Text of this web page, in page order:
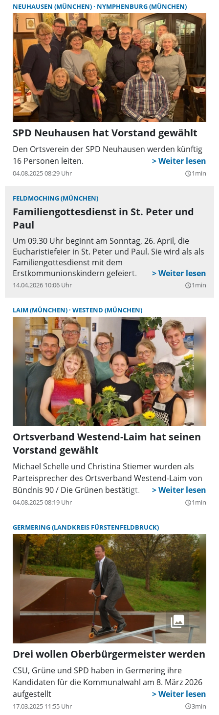
NEUHAUSEN (MÜNCHEN) NYMPHENBURG (MÜNCHEN)
SPD Neuhausen hat Vorstand gewählt
Den Ortsverein der SPD Neuhausen werden künftig
16 Personen leiten.
04.08.2025 08:29 Uhr query_builder1min
FELDMOCHING (MÜNCHEN)
Familiengottesdienst in St. Peter und
Paul
Um 09.30 Uhr beginnt am Sonntag, 26. April, die
Eucharistiefeier in St. Peter und Paul. Sie wird als als
Familiengottesdienst mit dem
Erstkommunionskindern gefeiert.
14.04.2026 10:06 Uhr query_builder1min
LAIM (MÜNCHEN) WESTEND (MÜNCHEN)
Ortsverband Westend-Laim hat seinen
Vorstand gewählt
Michael Schelle und Christina Stiemer wurden als
Parteisprecher des Ortsverband Westend-Laim von
Bündnis 90 / Die Grünen bestätigt.
04.08.2025 08:19 Uhr query_builder1min
GERMERING (LANDKREIS FÜRSTENFELDBRUCK)
Drei wollen Oberbürgermeister werden
CSU, Grüne und SPD haben in Germering ihre
Kandidaten für die Kommunalwahl am 8. März 2026
aufgestellt
17.03.2025 11:55 Uhr query_builder3min